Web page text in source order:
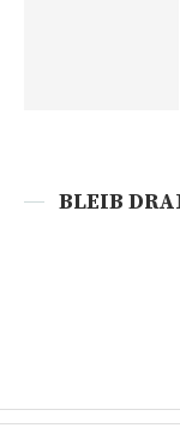
BLEIB